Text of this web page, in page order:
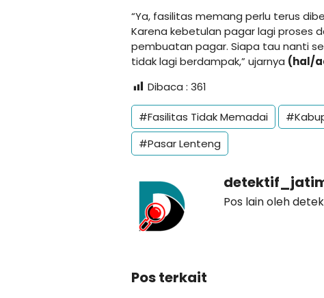
“Ya, fasilitas memang perlu terus
Karena kebetulan pagar lagi proses
pembuatan pagar. Siapa tau nanti
tidak lagi berdampak,” ujarnya (hal/
Dibaca : 361
#Fasilitas Tidak Memadai
#Pasar Lenteng
Pos lain oleh
Pos terkait